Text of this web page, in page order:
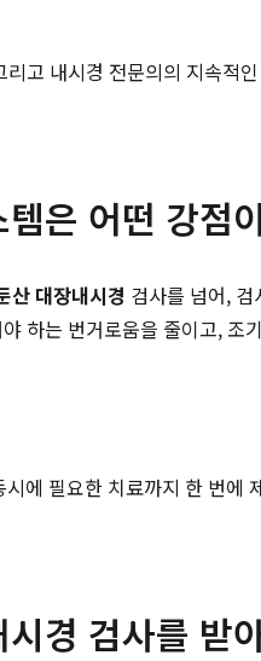
고 내시경 전문의의 지속적
은 어떤 강점
산 대장내시경 검사를 넘어,
하는 번거로움을 줄이고,
에 필요한 치료까지 한 번에
경 검사를 받